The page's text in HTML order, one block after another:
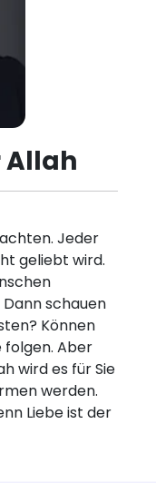
Allah
Jeder
geliebt wird.
schauen
Können
folgen. Aber
wird es für Sie
werden.
Liebe ist der